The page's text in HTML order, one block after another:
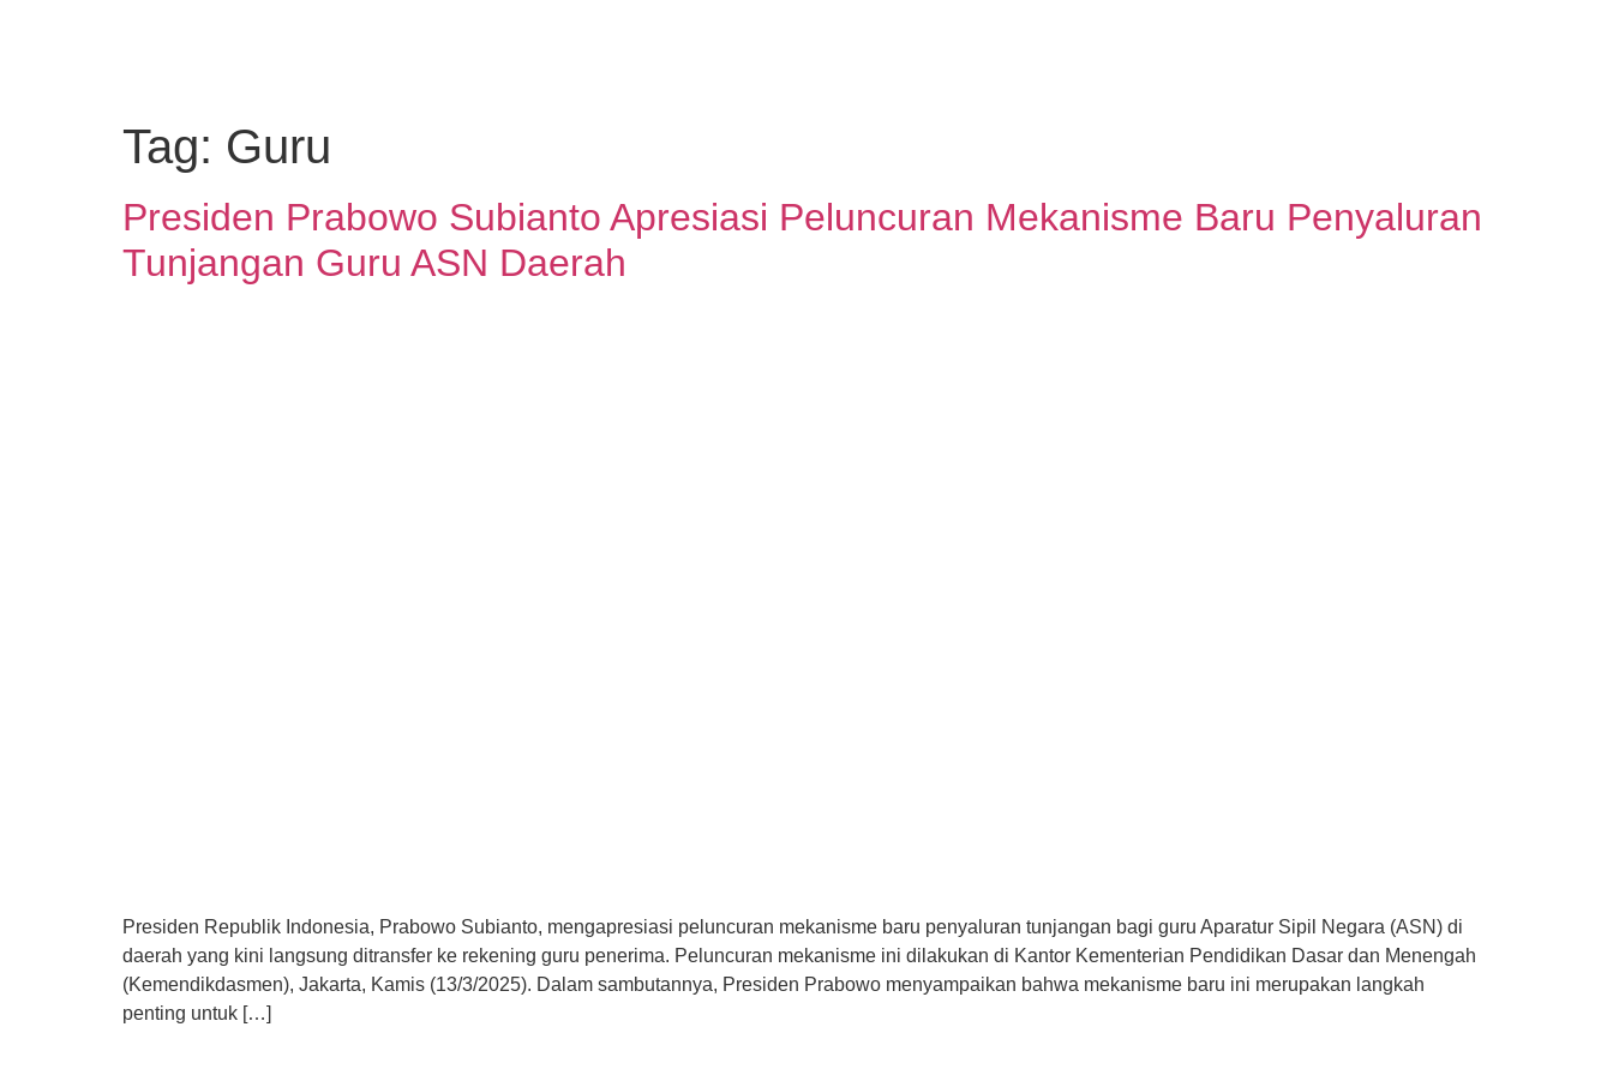
Tag: Guru
Presiden Prabowo Subianto Apresiasi Peluncuran Mekanisme Baru Penyaluran
Tunjangan Guru ASN Daerah
Presiden Republik Indonesia, Prabowo Subianto, mengapresiasi peluncuran mekanisme baru penyaluran tunjangan bagi guru Aparatur Sipil Negara (ASN) di
daerah yang kini langsung ditransfer ke rekening guru penerima. Peluncuran mekanisme ini dilakukan di Kantor Kementerian Pendidikan Dasar dan Menengah
(Kemendikdasmen), Jakarta, Kamis (13/3/2025). Dalam sambutannya, Presiden Prabowo menyampaikan bahwa mekanisme baru ini merupakan langkah
penting untuk […]